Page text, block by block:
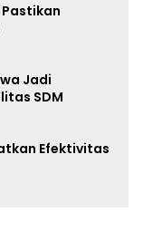
Jadi
SDM
Efektivitas